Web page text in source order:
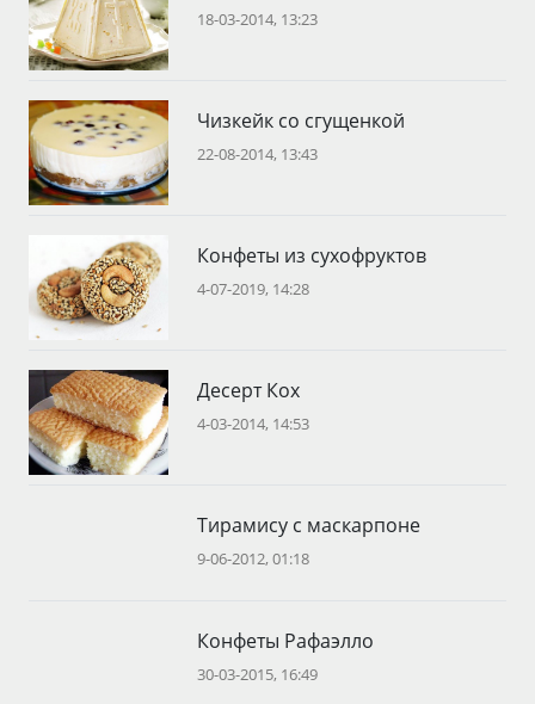
18-03-2014, 13:23
Чизкейк со сгущенкой
22-08-2014, 13:43
Конфеты из сухофруктов
4-07-2019, 14:28
Десерт Кох
4-03-2014, 14:53
Тирамису с маскарпоне
9-06-2012, 01:18
Конфеты Рафаэлло
30-03-2015, 16:49